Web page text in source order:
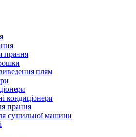
прання
плям
кондиціонери
прання
сушильної машини